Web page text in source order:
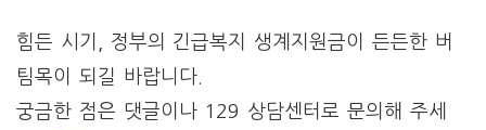
힘든 시기, 정부의 긴급복지 생계지원금이 든든한 버
팀목이 되길 바랍니다.
궁금한 점은 댓글이나 129 상담센터로 문의해 주세